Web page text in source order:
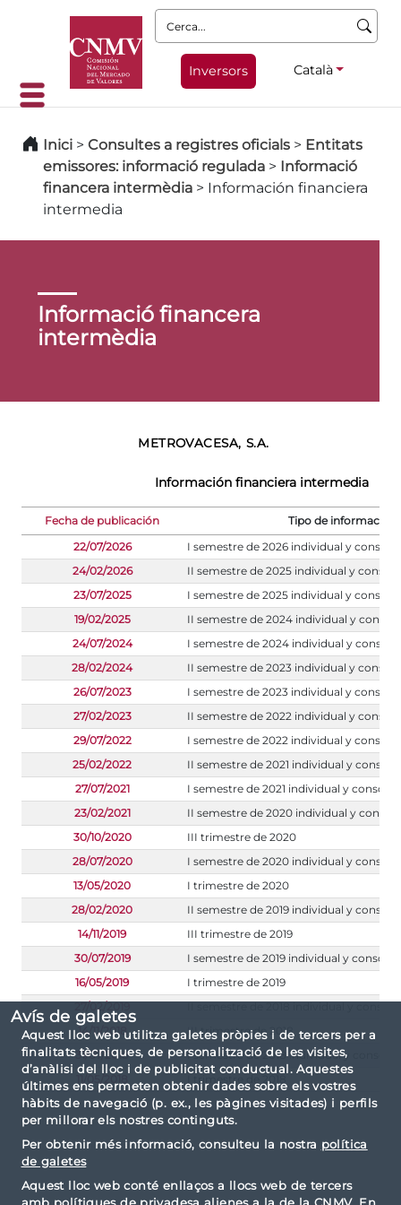
Avís de galetes
Aquest lloc web utilitza galetes pròpies i de tercers per a
finalitats tècniques, de personalització de les visites,
d’anàlisi del lloc i de publicitat conductual. Aquestes
últimes ens permeten obtenir dades sobre els vostres
hàbits de navegació (p. ex., les pàgines visitades) i perfils
per millorar els nostres continguts.
Per obtenir més informació, consulteu la nostra política
de galetes
Aquest lloc web conté enllaços a llocs web de tercers
Cerca:
Inversors Català
Inici > Consultes a registres oficials > Entitats
emissores: informació regulada > Informació
financera intermèdia > Información financiera
intermedia
Informació financera
intermèdia
METROVACESA, S.A.
Información financiera intermedia
Fecha de publicación
Tipo de información
22/07/2026
I semestre de 2026 individual y
24/02/2026
II semestre de 2025 individual y
23/07/2025
I semestre de 2025 individual y
19/02/2025
II semestre de 2024 individual y
24/07/2024
I semestre de 2024 individual y
28/02/2024
II semestre de 2023 individual y
26/07/2023
I semestre de 2023 individual y
27/02/2023
II semestre de 2022 individual y
29/07/2022
I semestre de 2022 individual y
25/02/2022
II semestre de 2021 individual y
27/07/2021
I semestre de 2021 individual y
23/02/2021
II semestre de 2020 individual y
30/10/2020
III trimestre de 2020
28/07/2020
I semestre de 2020 individual y
13/05/2020
I trimestre de 2020
28/02/2020
II semestre de 2019 individual y
14/11/2019
III trimestre de 2019
30/07/2019
I semestre de 2019 individual y
16/05/2019
I trimestre de 2019
27/02/2019
14/11/2018
III trimestre de 2018
31/07/2018
I semestre de 2018 individual y
I trimestre de 2018